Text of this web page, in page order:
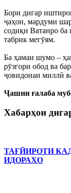
Бори дигар
ҷаҳон, мардуми
содиқи Ватанро ба
табрик мегӯям.
Ба ҳамаи шумо –
рӯзгори обод ва
ҷовидонаи миллӣ
Ҷашни ғалаба
Хабарҳои
ТАҒЙИРОТИ
ИДОРАҲО